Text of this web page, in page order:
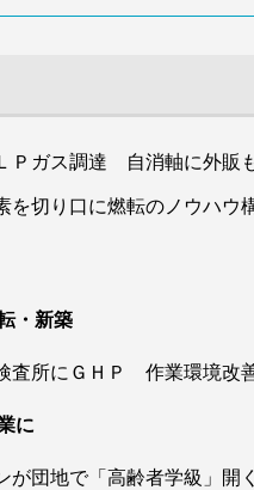
Ｐガス調達 自消軸に外販
を切り口に燃転のノウハウ
蓄に伴う貸与
・新築
送効率化
阿波酸素（本
査所にＧＨＰ 作業環境改
に
団地で「高齢者学級」開く